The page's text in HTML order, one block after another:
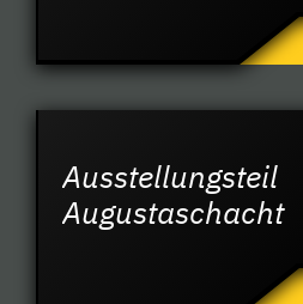
Ausstellungsteil
Augustaschacht